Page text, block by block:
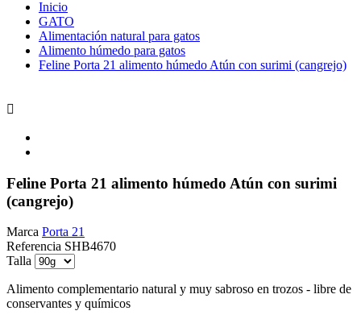
Inicio
GATO
Alimentación natural para gatos
Alimento húmedo para gatos
Feline Porta 21 alimento húmedo Atún con surimi (cangrejo)

Feline Porta 21 alimento húmedo Atún con surimi
(cangrejo)
Marca Porta 21
Referencia SHB4670
Talla
Alimento complementario natural y muy sabroso en trozos - libre de
conservantes y químicos